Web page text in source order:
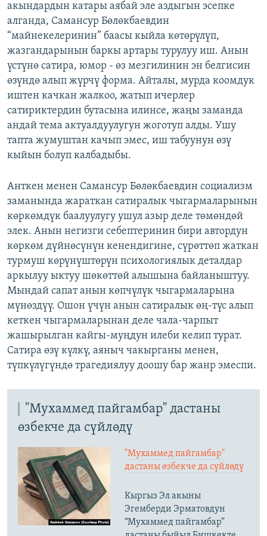
акындардын катары аябай эле аздыгын эсепке
алганда, Самансур Бөлөкбаевдин
“майнекелеринин” баасы кыйла көтөрүлүп,
жазгандарынын баркы артары турулуу иш. Анын
үстүнө сатира, юмор - өз мезгилинин эн белгисин
өзүндө алып жүрчү форма. Айталы, мурда коомдук
иштен качкан жалкоо, жатып ичерлер
сатириктердин бутасына илинсе, жаңы заманда
андай тема актуалдуулугун жоготуп алды. Ушу
тапта жумуштан качып эмес, иш табуунун өзү
кыйын болуп калбадыбы.
Анткен менен Самансур Бөлөкбаевдин социализм
заманында жараткан сатиралык чыгармаларынын
көркөмдүк баалуулугу ушул азыр деле төмөндөй
элек. Анын негизги себептеринин бири автордун
көркөм дүйнөсүнүн кенендигине, сүрөттөп жаткан
турмуш көрүнүштөрүн психологиялык деталдар
аркылуу ыктуу шөкөттөй алышына байланыштуу.
Мындай сапат анын көпчүлүк чыгармаларына
мүнөздүү. Ошон үчүн анын сатиралык өң-түс алып
кеткен чыгармаларынан деле чала-чарпыт
жашырылган кайгы-муңдун илеби келип турат.
Сатира өзү күлкү, аяныч чакырганы менен,
түпкүлүгүндө трагедиялуу доошу бар жанр эмеспи.
"Мухаммед пайгамбар" дастаны
өзбекче да сүйлөдү
"Мухаммед пайгамбар"
дастаны өзбекче да сүйлөдү
Кыргыз Эл акыны
Эгемберди Эрматовдун
“Мухаммед пайгамбар”